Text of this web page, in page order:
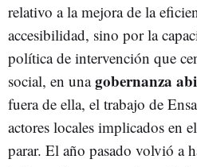
relativo a la mejora de la
accesibilidad, sino por la
política de intervención que
social, en unagobernanza
fuera de ella, el trabajo de
actores locales implicados en
parar. El año pasado volvió a